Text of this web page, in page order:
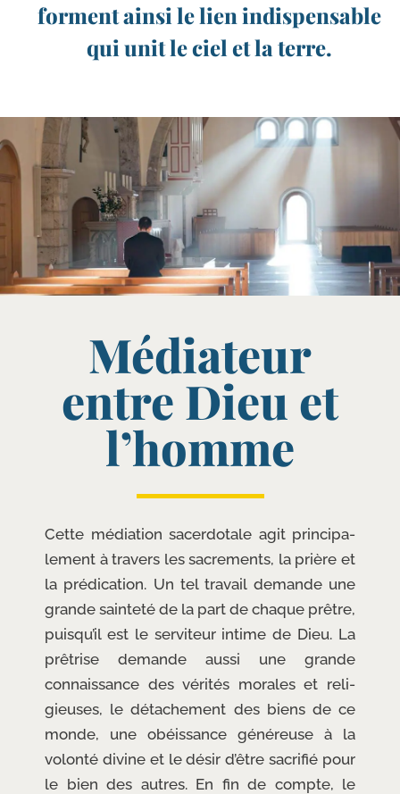
forment ainsi le lien indispensable
qui unit le ciel et la terre.
Médiateur
entre Dieu et
l’homme
Cette média­tion sacer­do­tale agit prin­ci­pa­
le­ment à tra­vers les sacre­ments, la prière et
la pré­di­ca­tion. Un tel tra­vail demande une
grande sain­te­té de la part de chaque prêtre,
puisqu’il est le ser­vi­teur intime de Dieu. La
prê­trise demande aus­si une grande
connais­sance des véri­tés morales et reli­
gieuses, le déta­che­ment des biens de ce
monde, une obéis­sance géné­reuse à la
volon­té divine et le désir d’être sacri­fié pour
le bien des autres. En fin de compte, le